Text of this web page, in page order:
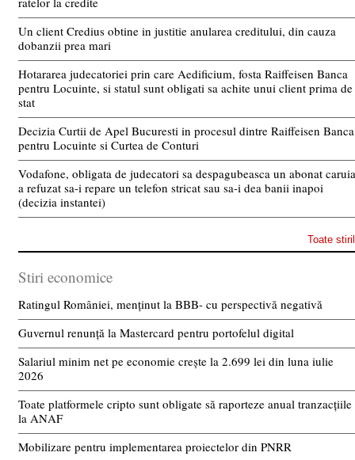
Un client Credius obtine in justitie anularea creditului, din cauza
dobanzii prea mari
Hotararea judecatoriei prin care Aedificium, fosta Raiffeisen Banca
pentru Locuinte, si statul sunt obligati sa achite unui client prima de
stat
Decizia Curtii de Apel Bucuresti in procesul dintre Raiffeisen Banca
pentru Locuinte si Curtea de Conturi
Vodafone, obligata de judecatori sa despagubeasca un abonat caruia
a refuzat sa-i repare un telefon stricat sau sa-i dea banii inapoi
(decizia instantei)
Toate
Stiri economice
Ratingul României, menținut la BBB- cu perspectivă negativă
Guvernul renunță la Mastercard pentru portofelul digital
Salariul minim net pe economie crește la 2.699 lei din luna iulie
2026
Toate platformele cripto sunt obligate să raporteze anual tranzacțiile
la ANAF
Mobilizare pentru implementarea proiectelor din PNRR